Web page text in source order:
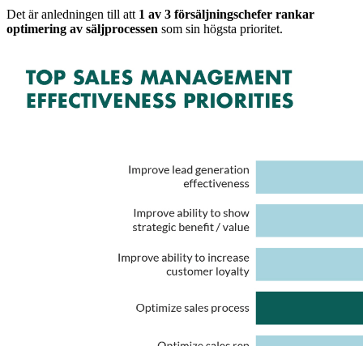
Det är anledningen till att 1 av 3 försäljningschefer rankar
optimering av säljprocessen som sin högsta prioritet.